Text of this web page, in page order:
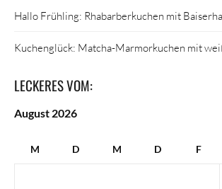
Hallo Frühling: Rhabarberkuchen mit
Kuchenglück: Matcha-Marmorkuchen mit
LECKERES VOM:
August 2026
M D M D F